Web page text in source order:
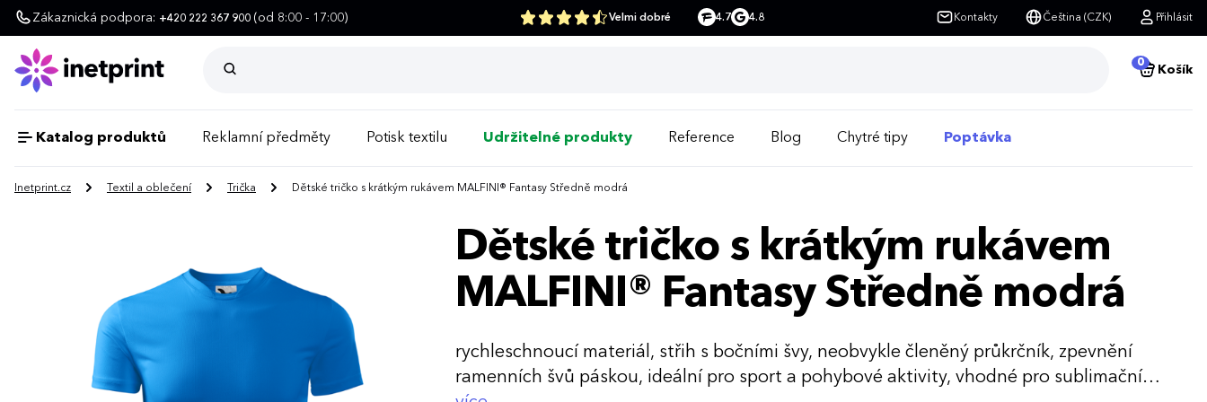
Zákaznická podpora: +420 222 367 900 (od 8:00 - 17:00) Velmi dobré 4.7 4.8 Kontakty Čeština (CZK) Přihlásit
0
Košík
Katalog produktů Reklamní předměty Potisk textilu Udržitelné produkty Reference Blog Chytré tipy Poptávka
Inetprint.cz Textil a oblečení Trička Dětské tričko s krátkým rukávem MALFINI® Fantasy Středně modrá
Dětské tričko s krátkým rukávem
MALFINI® Fantasy Středně modrá
rychleschnoucí materiál, střih s bočními švy, neobvykle členěný průkrčník, zpevnění
ramenních švů páskou, ideální pro sport a pohybové aktivity, vhodné pro sublimační